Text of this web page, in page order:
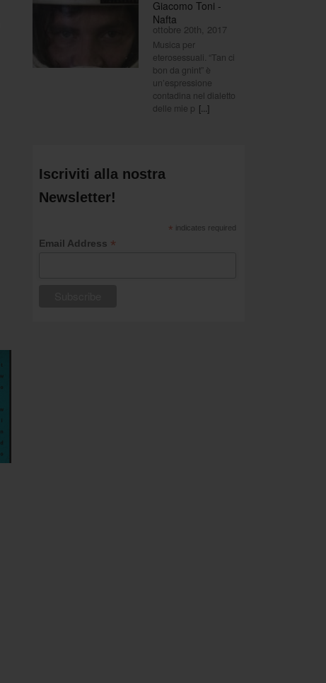
Giacomo Toni -
Nafta
ottobre 20th, 2017
Musica per
eterosessuali. “Tan ci
bon da gnint” è
un’espressione
contadina nel dialetto
delle mie p [...]
Iscriviti alla nostra
Newsletter!
* indicates required
Email Address *